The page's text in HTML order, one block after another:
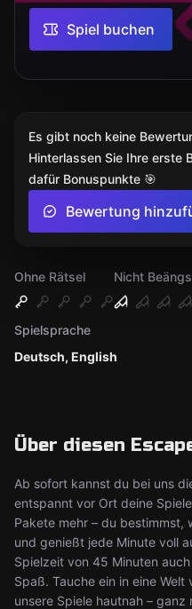
Spiel buchen
Ohne Rätsel
Nicht
Deutsch, English
Spielsprache
Über diesen
Ab sofort kannst du bei uns
entspannt vor Ort deine
Pakete mehr – du bestimmst,
und genießt jede Minute voll
Spielzeit von 45 Minuten
Spaß. Tauche ein in eine
unsere Spiele hautnah –
Es gibt noch keine
Hinterlassen Sie Ihre erste
dafür Bonuspunkte 🎯
Bewertung